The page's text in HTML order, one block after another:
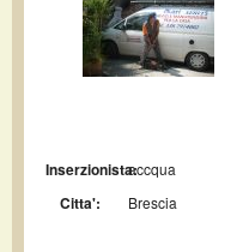
Inserzionista:accqua
Citta': Brescia